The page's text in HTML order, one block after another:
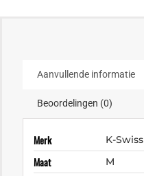
Aanvullende informatie
Beoordelingen (0)
Merk K-Swiss
Maat M